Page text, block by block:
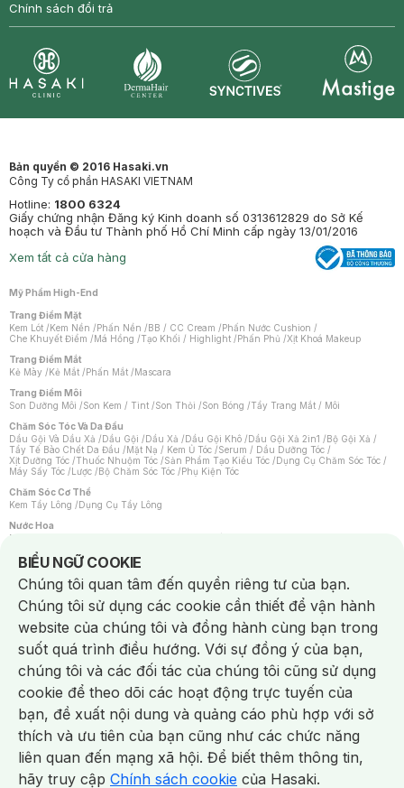
Chính sách đổi trả
Bản quyền © 2016 Hasaki.vn
Công Ty cổ phần HASAKI VIETNAM
Hotline: 1800 6324
Giấy chứng nhận Đăng ký Kinh doanh số 0313612829 do Sở Kế
hoạch và Đầu tư Thành phố Hồ Chí Minh cấp ngày 13/01/2016
Xem tất cả cửa hàng
Mỹ Phẩm High-End
Trang Điểm Mặt
Kem Lót /Kem Nền /Phấn Nền /BB / CC Cream /Phấn Nước Cushion /
Che Khuyết Điểm /Má Hồng /Tạo Khối / Highlight /Phấn Phủ /Xịt Khoá Makeup
Trang Điểm Mắt
Kẻ Mày /Kẻ Mắt /Phấn Mắt /Mascara
Trang Điểm Môi
Son Dưỡng Môi /Son Kem / Tint /Son Thỏi /Son Bóng /Tẩy Trang Mắt / Môi
Chăm Sóc Tóc Và Da Đầu
Dầu Gội Và Dầu Xả /Dầu Gội /Dầu Xả /Dầu Gội Khô /Dầu Gội Xả 2in1 /Bộ Gội Xả /
Tẩy Tế Bào Chết Da Đầu /Mặt Nạ / Kem Ủ Tóc /Serum / Dầu Dưỡng Tóc /
Xịt Dưỡng Tóc /Thuốc Nhuộm Tóc /Sản Phẩm Tạo Kiểu Tóc /Dụng Cụ Chăm Sóc Tóc /
Máy Sấy Tóc /Lược /Bộ Chăm Sóc Tóc /Phụ Kiện Tóc
Chăm Sóc Cơ Thể
Kem Tẩy Lông /Dụng Cụ Tẩy Lông
Nước Hoa
Nước Hoa Nữ
Chăm Sóc Cá Nhân
Chống Muỗi /Khẩu Trang /Máy Massage/Mặt Nạ Xông Hơi /Nước Rửa Tay/
Sản Phẩm Chăm Sóc Khác /Bàn Chải Đánh Răng /Bàn Chải Điện/
Hỗ Trợ Trắng Răng/Kem Đánh Răng /Máy Tăm Nước/ Nước Súc Miệng/
Tăm / Chỉ Nha Khoa/ Xịt Thơm Miệng / Dung Dịch Vệ Sinh/Dưỡng Vùng Kín/
Khăn Ướt Vệ Sinh Vùng Kín/Băng Vệ Sinh/Tampon/Bọt Cạo Râu /Dao Cạo Râu/
Máy Cạo Râu
Vấn Đề Về Da
Da Dầu / Lỗ Chân Lông To/ Da Khô / Mất Nước/ Da Lão Hóa/ Da Mụn/
Da Nhạy Cảm / Kích Ứng
Da Xỉn Màu Thâm / Nám / Tàn Nhang
Quầng Thâm & Bọng Mắt /Sẹo /Viêm Da Cơ Địa
Dụng Cụ / Phụ Kiện Chăm Sóc Da
Bông Tẩy Trang
Khăn Lau Mặt Khô Dụng Cụ / Máy Rửa Mặt Máy Chăm Sóc Da
Dụng Cụ Chăm Sóc Khác
BIỂU NGỮ COOKIE
Notice about cookies usage
Chúng tôi quan tâm đến quyền riêng tư của bạn.
Chúng tôi sử dụng các cookie cần thiết để vận hành
website của chúng tôi và đồng hành cùng bạn trong
suốt quá trình điều hướng. Với sự đồng ý của bạn,
chúng tôi và các đối tác của chúng tôi cũng sử dụng
cookie để theo dõi các hoạt động trực tuyến của
bạn, đề xuất nội dung và quảng cáo phù hợp với sở
thích và ưu tiên của bạn cũng như các chức năng
liên quan đến mạng xã hội. Để biết thêm thông tin,
hãy truy cập Chính sách cookie của Hasaki.